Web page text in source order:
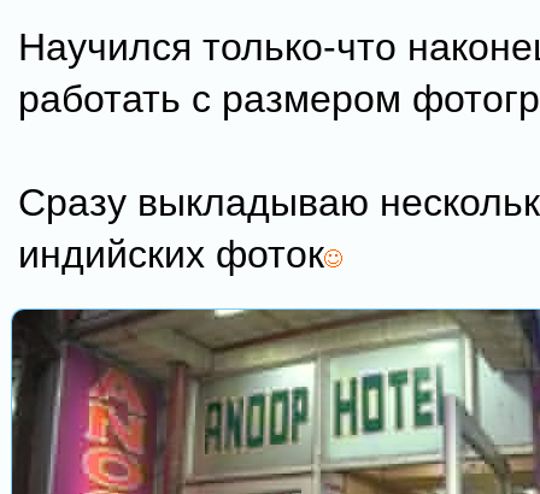
Научился только-что
работать с размером
Сразу выкладываю
индийских фоток